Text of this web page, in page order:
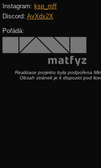
Instagram: ksp_mff
Discord: AvXdx2X
Pořádá:
Realizace projektu byla podpořena
Obsah stránek je k dispozici pod